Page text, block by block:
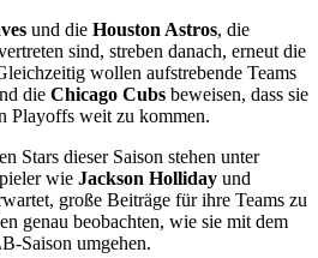
und die Houston Astros, die
sind, streben danach, erneut die
wollen aufstrebende Teams
die Chicago Cubs beweisen, dass sie
Playoffs weit zu kommen.
Stars dieser Saison stehen unter
wie Jackson Holliday und
große Beiträge für ihre Teams zu
genau beobachten, wie sie mit dem
Saison umgehen.